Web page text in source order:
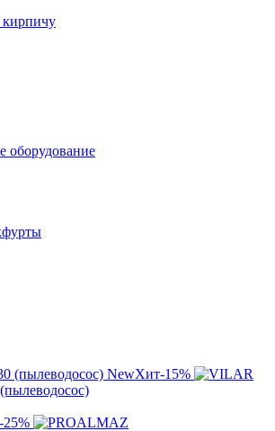
оборудование
NewХит-15%
-25%